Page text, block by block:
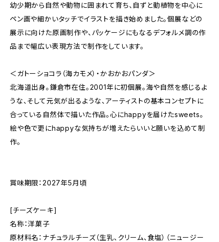
幼少期から自然や動物に囲まれて育ち、自ずと動植物を中心に
ペン画や細かいタッチでイラストを描き始めました。個展などの
展示に向けた原画制作や、パッケージにもなるデフォルメ調の作
品まで幅広い表現方法で制作をしています。
＜ガトーショコラ（海カモメ）・かおかおパンダ＞
北海道出身。鎌倉市在住。2001年に初個展。海や自然を感じるよ
うな、そして元気が出るような、アーティストの基本コンセプトに
合っている自然体で描いた作品。心にhappyを届けたsweets。
絵や色で更にhappyな気持ちが増えたらいいと願いを込めて制
作。
賞味期限：2027年5月頃
[チーズケーキ]
名称：洋菓子
原材料名：ナチュラルチーズ（生乳、クリーム、食塩）（ニュージー